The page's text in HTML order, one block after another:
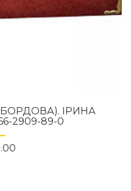
ІРИНА
2909-89-0